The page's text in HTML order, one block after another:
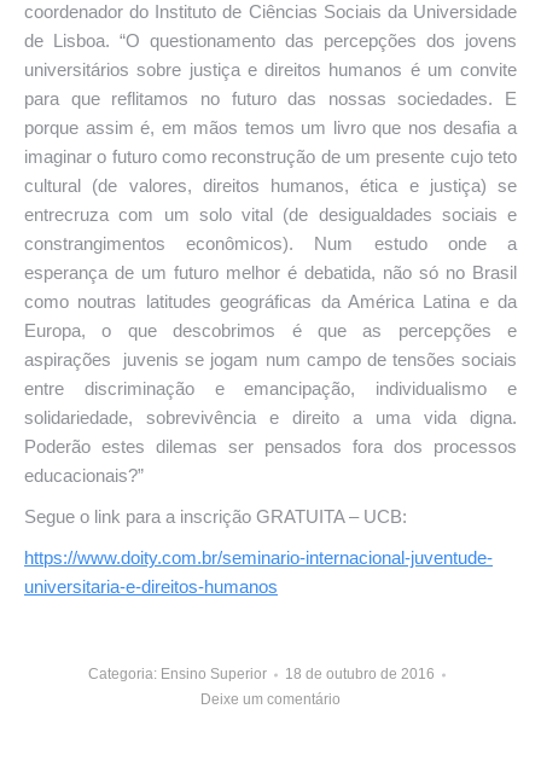
coordenador do Instituto de Ciências Sociais da Universidade
de Lisboa. “O questionamento das percepções dos jovens
universitários sobre justiça e direitos humanos é um convite
para que reflitamos no futuro das nossas sociedades. E
porque assim é, em mãos temos um livro que nos desafia a
imaginar o futuro como reconstrução de um presente cujo teto
cultural (de valores, direitos humanos, ética e justiça) se
entrecruza com um solo vital (de desigualdades sociais e
constrangimentos econômicos). Num estudo onde a
esperança de um futuro melhor é debatida, não só no Brasil
como noutras latitudes geográficas da América Latina e da
Europa, o que descobrimos é que as percepções e
aspirações juvenis se jogam num campo de tensões sociais
entre discriminação e emancipação, individualismo e
solidariedade, sobrevivência e direito a uma vida digna.
Poderão estes dilemas ser pensados fora dos processos
educacionais?”
Segue o link para a inscrição GRATUITA – UCB:
https://www.doity.com.br/seminario-internacional-juventude-
universitaria-e-direitos-humanos
Categoria: Ensino Superior
18 de outubro de 2016
Deixe um comentário